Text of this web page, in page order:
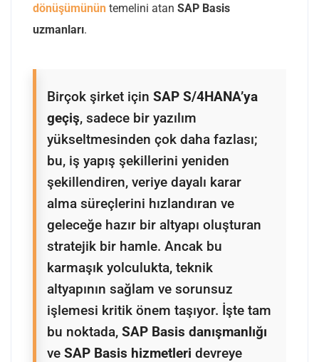
dönüşümünün temelini atan SAP Basis
uzmanları.
Birçok şirket için SAP S/4HANA’ya
geçiş, sadece bir yazılım
yükseltmesinden çok daha fazlası;
bu, iş yapış şekillerini yeniden
şekillendiren, veriye dayalı karar
alma süreçlerini hızlandıran ve
geleceğe hazır bir altyapı oluşturan
stratejik bir hamle. Ancak bu
karmaşık yolculukta, teknik
altyapının sağlam ve sorunsuz
işlemesi kritik önem taşıyor. İşte tam
bu noktada, SAP Basis danışmanlığı
ve SAP Basis hizmetleri devreye